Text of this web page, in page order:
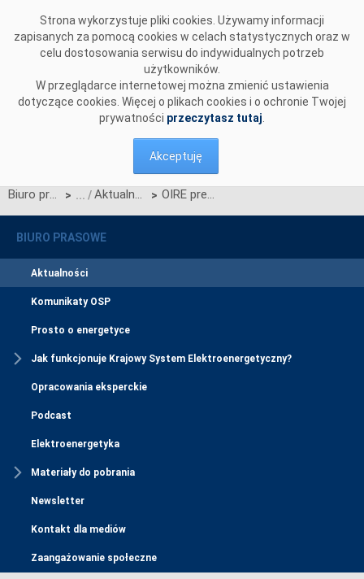
Strona wykorzystuje pliki cookies. Używamy informacji
zapisanych za pomocą cookies w celach statystycznych oraz w
celu dostosowania serwisu do indywidualnych potrzeb
użytkowników.
W przeglądarce internetowej można zmienić ustawienia
dotyczące cookies. Więcej o plikach cookies i o ochronie Twojej
prywatności przeczytasz tutaj
Akceptuję
Biuro prasowe > Aktualności > OIRE prezentuje stan procesu migracji inicjalnej informacji rynku energii do CSIRE dla punktu kontrolnego 1
BIURO PRASOWE
Aktualności
Komunikaty OSP
Prosto o energetyce
Jak funkcjonuje Krajowy System Elektroenergetyczny?
Opracowania eksperckie
Podcast
Elektroenergetyka
Materiały do pobrania
Newsletter
Kontakt dla mediów
Zaangażowanie społeczne